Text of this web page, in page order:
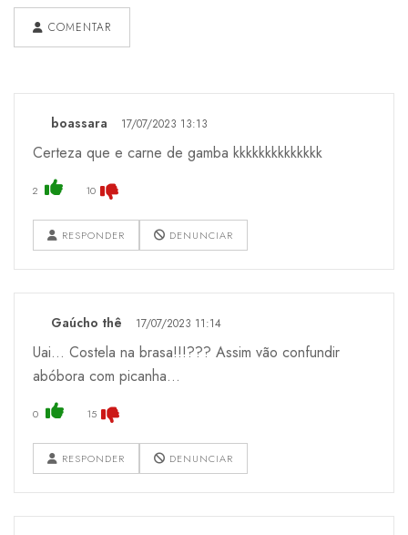
COMENTAR
boassara 17/07/2023 13:13
Certeza que e carne de gamba kkkkkkkkkkkkkk
2 10
RESPONDER DENUNCIAR
Gaúcho thê 17/07/2023 11:14
Uai... Costela na brasa!!!??? Assim vão confundir
abóbora com picanha...
0 15
RESPONDER DENUNCIAR